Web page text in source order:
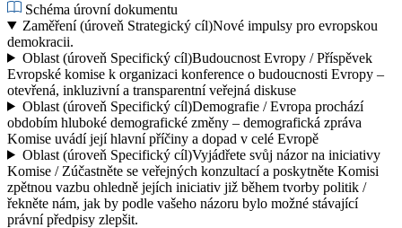
Schéma úrovní dokumentu
Zaměření (úroveň Strategický cíl)Nové impulsy pro evropskou
demokracii.
Oblast (úroveň Specifický cíl)Budoucnost Evropy / Příspěvek
Evropské komise k organizaci konference o budoucnosti Evropy –
otevřená, inkluzivní a transparentní veřejná diskuse
Oblast (úroveň Specifický cíl)Demografie / Evropa prochází
obdobím hluboké demografické změny – demografická zpráva
Komise uvádí její hlavní příčiny a dopad v celé Evropě
Oblast (úroveň Specifický cíl)Vyjádřete svůj názor na iniciativy
Komise / Zúčastněte se veřejných konzultací a poskytněte Komisi
zpětnou vazbu ohledně jejích iniciativ již během tvorby politik /
řekněte nám, jak by podle vašeho názoru bylo možné stávající
právní předpisy zlepšit.